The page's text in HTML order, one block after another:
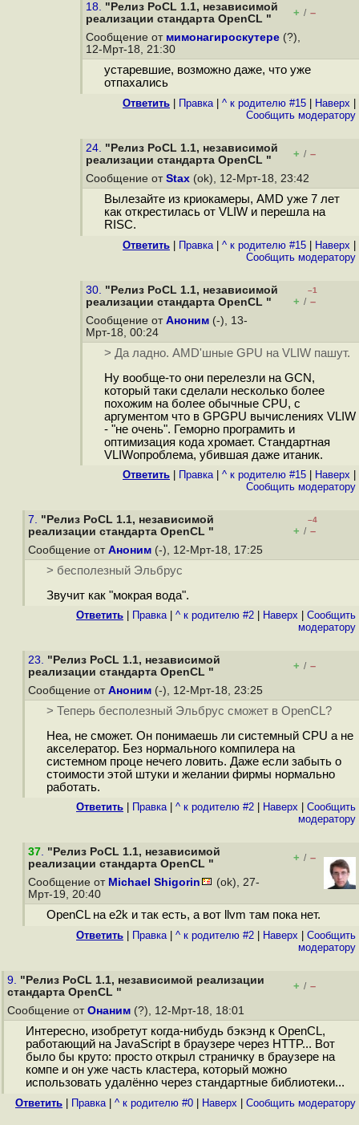
18. "Релиз PoCL 1.1, независимой
реализации стандарта OpenCL "
+ / –
Сообщение от мимонагироскутере (?),
12-Мрт-18, 21:30
устаревшие, возможно даже, что уже
отпахались
Ответить Правка| ^ к родителю #15 Наверх
Cообщить модератору
24. "Релиз PoCL 1.1, независимой
реализации стандарта OpenCL "
+ / –
Сообщение от Stax (ok), 12-Мрт-18, 23:42
Вылезайте из криокамеры, AMD уже 7 лет
как открестилась от VLIW и перешла на
RISC.
Ответить Правка| ^ к родителю #15 Наверх
Cообщить модератору
30. "Релиз PoCL 1.1, независимой
реализации стандарта OpenCL "
–1
+ / –
Сообщение от Аноним (-), 13-
Мрт-18, 00:24
> Да ладно. AMD'шные GPU на VLIW пашут.
Ну вообще-то они перелезли на GCN,
который таки сделали несколько более
похожим на более обычные CPU, с
аргументом что в GPGPU вычислениях VLIW
- "не очень". Геморно програмить и
оптимизация кода хромает. Стандартная
VLIWопроблема, убившая даже итаник.
Ответить Правка| ^ к родителю #15 Наверх
Cообщить модератору
7. "Релиз PoCL 1.1, независимой
реализации стандарта OpenCL "
–4
+ / –
Сообщение от Аноним (-), 12-Мрт-18, 17:25
> бесполезный Эльбрус
Звучит как "мокрая вода".
Ответить Правка| ^ к родителю #2 Наверх
Cообщить
модератору
23. "Релиз PoCL 1.1, независимой
реализации стандарта OpenCL "
+ / –
Сообщение от Аноним (-), 12-Мрт-18, 23:25
> Теперь бесполезный Эльбрус сможет в OpenCL?
Неа, не сможет. Он понимаешь ли системный CPU а не
акселератор. Без нормального компилера на
системном проце нечего ловить. Даже если забыть о
стоимости этой штуки и желании фирмы нормально
работать.
Ответить Правка| ^ к родителю #2 Наверх
Cообщить
модератору
37. "Релиз PoCL 1.1, независимой
реализации стандарта OpenCL "
+ / –
Сообщение от Michael Shigorin
(ok), 27-
Мрт-19, 20:40
OpenCL на e2k и так есть, а вот llvm там пока нет.
Ответить Правка| ^ к родителю #2 Наверх
Cообщить
модератору
9. "Релиз PoCL 1.1, независимой реализации
стандарта OpenCL "
+ / –
Сообщение от Онаним (?), 12-Мрт-18, 18:01
Интересно, изобретут когда-нибудь бэкэнд к OpenCL,
работающий на JavaScript в браузере через HTTP... Вот
было бы круто: просто открыл страничку в браузере на
компе и он уже часть кластера, который можно
использовать удалённо через стандартные библиотеки...
Ответить Правка| ^ к родителю #0 Наверх Cообщить модератору